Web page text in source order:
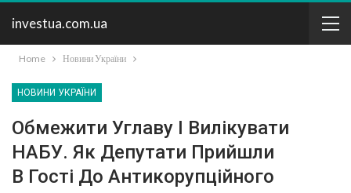
investua.com.ua
Home Новини України
НОВИНИ УКРАЇНИ
Обмежити Углаву І Вилікувати
НАБУ. Як Депутати Прийшли
В Гості До Антикорупційного